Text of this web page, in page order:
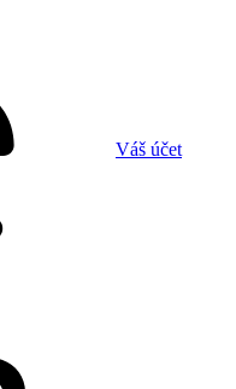
Váš účet